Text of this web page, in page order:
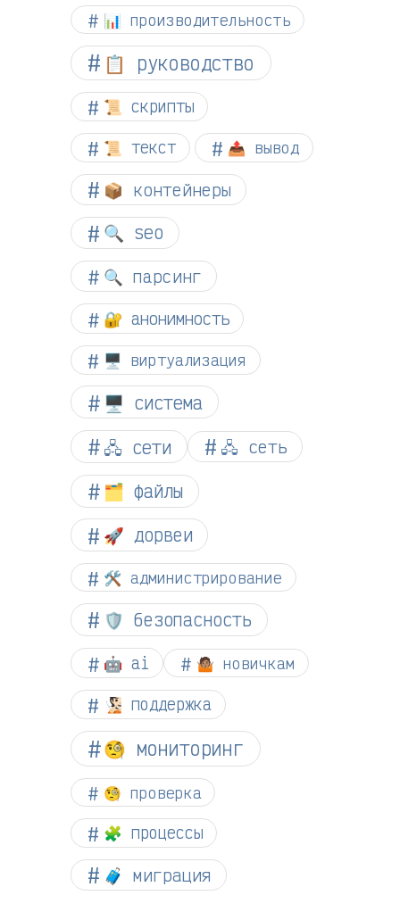
📊 производительность
📋 руководство
📜 скрипты
📜 текст 📤 вывод
📦 контейнеры
🔍 seo
🔍 парсинг
🔐 анонимность
🖥️ виртуализация
🖥️ система
🖧 сети
🖧 сеть
🗂️ файлы
🚀 дорвеи
🛠️ администрирование
🛡️ безопасность
🤖 ai 🤷🏽 новичкам
🧏🏻 поддержка
🧐 мониторинг
🧐 проверка
🧩 процессы
🧳 миграция